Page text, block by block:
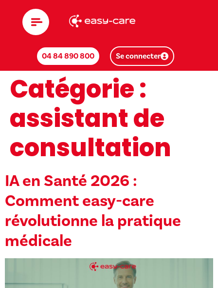
04 84 890 800 Se connecter
Catégorie :
assistant de
consultation
IA en Santé 2026 :
Comment easy-care
révolutionne la pratique
médicale